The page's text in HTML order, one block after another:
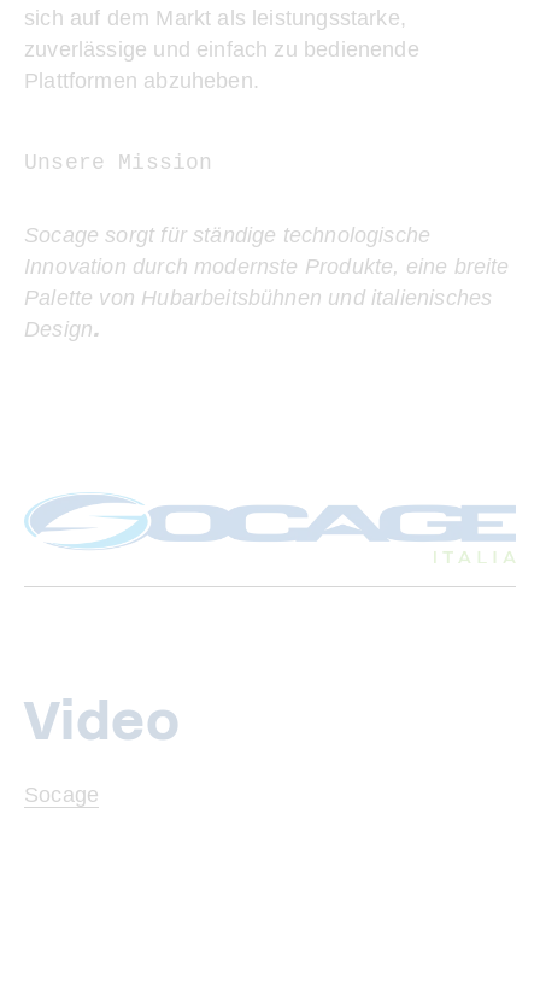
sich auf dem Markt als leistungsstarke,
zuverlässige und einfach zu bedienende
Plattformen abzuheben.
Unsere Mission
Socage sorgt für ständige technologische
Innovation durch modernste Produkte, eine breite
Palette von Hubarbeitsbühnen und italienisches
Design.
Video
Socage